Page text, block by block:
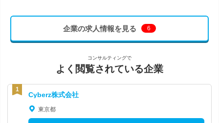
企業の求人情報を見る 6
コンサルティングで
よく閲覧されている企業
Cyberz株式会社
東京都